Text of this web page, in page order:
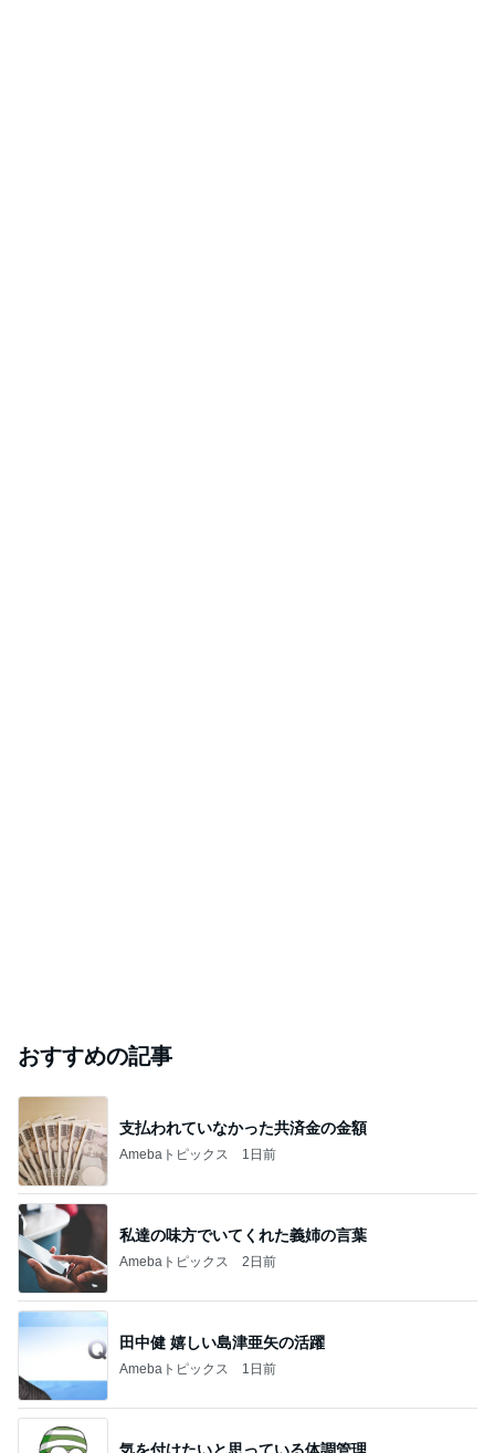
おすすめの記事
支払われていなかった共済金の金額
Amebaトピックス 1日前
私達の味方でいてくれた義姉の言葉
Amebaトピックス 2日前
田中健 嬉しい島津亜矢の活躍
Amebaトピックス 1日前
気を付けたいと思っている体調管理